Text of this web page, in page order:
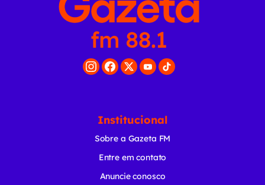
Institucional
Sobre a Gazeta FM
Entre em contato
Anuncie conosco